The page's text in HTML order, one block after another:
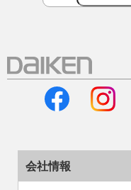
会社情報